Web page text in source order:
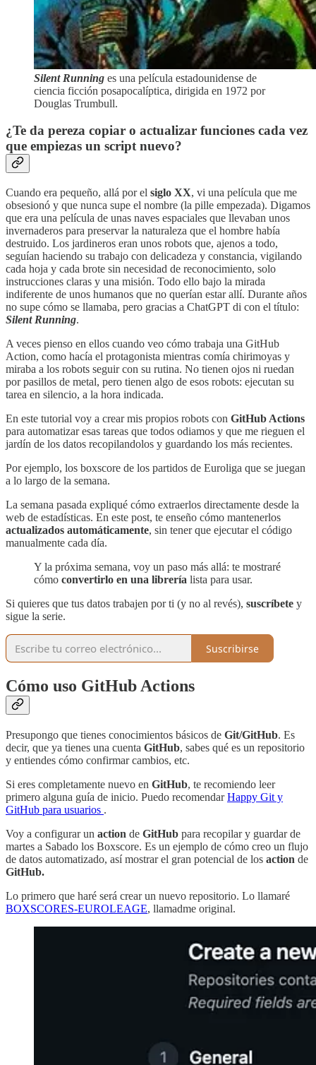
Silent Running es una película estadounidense de
ciencia ficción posapocalíptica, dirigida en 1972 por
Douglas Trumbull.
¿Te da pereza copiar o actualizar funciones cada vez
que empiezas un scriptnuevo?
Cuando era pequeño, allá por el siglo XX, vi una película que me
obsesionó y que nunca supe el nombre (la pille empezada). Digamos
que era una película de unas naves espaciales que llevaban unos
invernaderos para preservar la naturaleza que el hombre había
destruido. Los jardineros eran unos robots que, ajenos a todo,
seguían haciendo su trabajo con delicadeza y constancia, vigilando
cada hoja y cada brote sin necesidad de reconocimiento, solo
instrucciones claras y una misión. Todo ello bajo la mirada
indiferente de unos humanos que no querían estar allí. Durante años
no supe cómo se llamaba, pero gracias a ChatGPT di con el título:
Silent Running.
A veces pienso en ellos cuando veo cómo trabaja una GitHub
Action, como hacía el protagonista mientras comía chirimoyas y
miraba a los robots seguir con su rutina. No tienen ojos ni ruedan
por pasillos de metal, pero tienen algo de esos robots: ejecutan su
tarea en silencio, a la hora indicada.
En este tutorial voy a crear mis propios robots con GitHub Actions
para automatizar esas tareas que todos odiamos y que me rieguen el
jardín de los datos recopilandolos y guardando los más recientes.
Por ejemplo, los boxscore de los partidos de Euroliga que se juegan
a lo largo de la semana.
La semana pasada expliqué cómo extraerlos directamente desde la
web de estadísticas. En este post, te enseño cómo mantenerlos
actualizados automáticamente, sin tener que ejecutar el código
manualmente cada día.
Y la próxima semana, voy un paso más allá: te mostraré
cómo convertirlo en una librería lista para usar.
Si quieres que tus datos trabajen por ti (y no al revés), suscríbete y
sigue la serie.
Suscribirse
Cómo uso GitHub Actions
Presupongo que tienes conocimientos básicos de Git/GitHub. Es
decir, que ya tienes una cuenta GitHub, sabes qué es un repositorio
y entiendes cómo confirmar cambios, etc.
Si eres completamente nuevo en GitHub, te recomiendo leer
primero alguna guía de inicio. Puedo recomendarHappy Git y
GitHub para usuarios .
Voy a configurar un action de GitHub para recopilar y guardar de
martes a Sabado los Boxscore. Es un ejemplo de cómo creo un flujo
de datos automatizado, así mostrar el gran potencial de los action de
GitHub.
Lo primero que haré será crear un nuevo repositorio. Lo llamaré
BOXSCORES-EUROLEAGE, llamadme original.